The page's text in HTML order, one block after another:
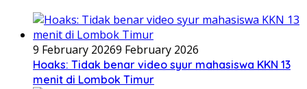
9 February 20269 February 2026
Hoaks: Tidak benar video syur mahasiswa KKN 13
menit di Lombok Timur